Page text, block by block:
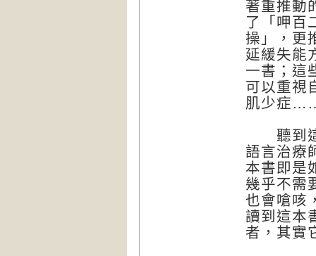
著重推動
了「呷百
操」，更
延緩失能
一書；這
可以重視
肌少症
聽到這
語言治療
本書即是
幾乎不需
也會嗆咳
讀到這本
者，其實